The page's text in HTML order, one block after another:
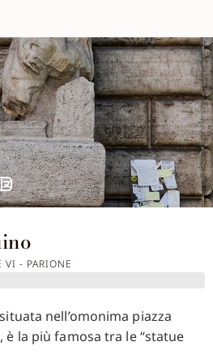
VI - PARIONE
nell’omonima piazza
è la più famosa tra le “statue